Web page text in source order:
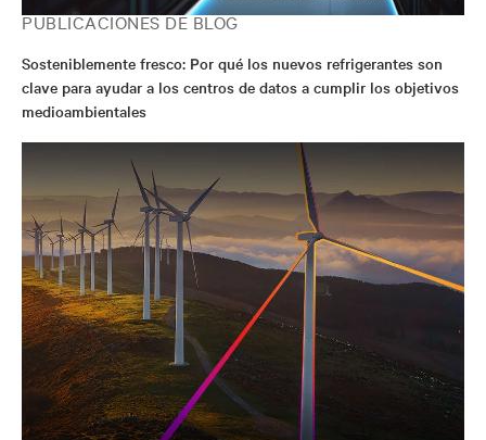
PUBLICACIONES DE BLOG
Sosteniblemente fresco: Por qué los nuevos refrigerantes son
clave para ayudar a los centros de datos a cumplir los objetivos
medioambientales